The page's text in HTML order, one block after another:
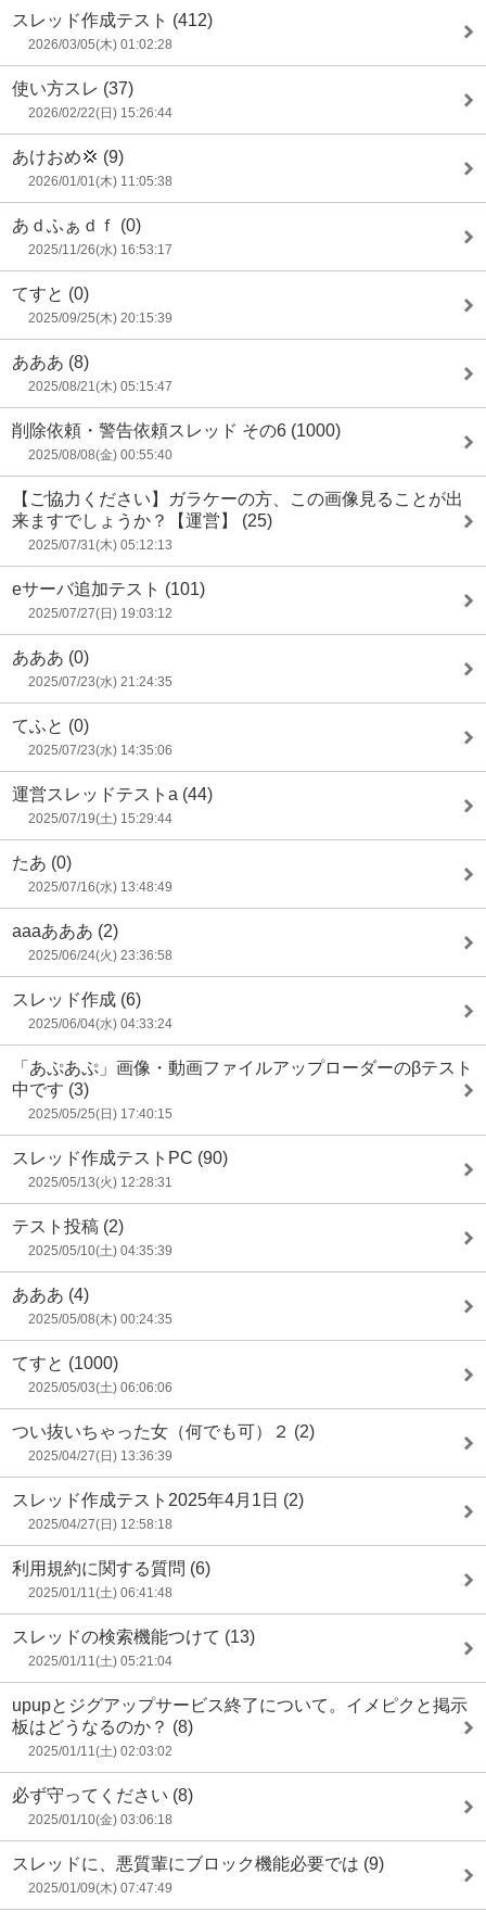
スレッド作成テスト (412)
2026/03/05(木) 01:02:28
使い方スレ (37)
2026/02/22(日) 15:26:44
あけおめ💢 (9)
2026/01/01(木) 11:05:38
あｄふぁｄｆ (0)
2025/11/26(水) 16:53:17
てすと (0)
2025/09/25(木) 20:15:39
あああ (8)
2025/08/21(木) 05:15:47
削除依頼・警告依頼スレッド その6 (1000)
2025/08/08(金) 00:55:40
【ご協力ください】ガラケーの方、この画像見ることが出
来ますでしょうか？【運営】
(25)
2025/07/31(木) 05:12:13
eサーバ追加テスト (101)
2025/07/27(日) 19:03:12
あああ (0)
2025/07/23(水) 21:24:35
てふと (0)
2025/07/23(水) 14:35:06
運営スレッドテストa (44)
2025/07/19(土) 15:29:44
たあ (0)
2025/07/16(水) 13:48:49
aaaあああ (2)
2025/06/24(火) 23:36:58
スレッド作成 (6)
2025/06/04(水) 04:33:24
「あぷあぷ」画像・動画ファイルアップローダーのβテスト
中です (3)
2025/05/25(日) 17:40:15
スレッド作成テストPC (90)
2025/05/13(火) 12:28:31
テスト投稿 (2)
2025/05/10(土) 04:35:39
あああ (4)
2025/05/08(木) 00:24:35
てすと (1000)
2025/05/03(土) 06:06:06
つい抜いちゃった女（何でも可）２ (2)
2025/04/27(日) 13:36:39
スレッド作成テスト2025年4月1日 (2)
2025/04/27(日) 12:58:18
利用規約に関する質問 (6)
2025/01/11(土) 06:41:48
スレッドの検索機能つけて (13)
2025/01/11(土) 05:21:04
upupとジグアップサービス終了について。イメピクと掲示
板はどうなるのか？ (8)
2025/01/11(土) 02:03:02
必ず守ってください (8)
2025/01/10(金) 03:06:18
スレッドに、悪質輩にブロック機能必要では (9)
2025/01/09(木) 07:47:49